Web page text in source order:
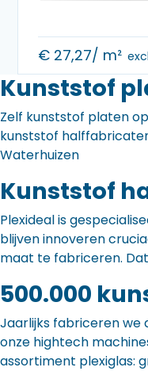
€27,27/ m²
Kunststof
Zelf kunststof platen
kunststof
Waterhuizen
Kunststof
Plexideal is
blijven innoveren
maat te fabriceren.
500.000
Jaarlijks fabriceren we
onze hightech
assortiment plexiglas: